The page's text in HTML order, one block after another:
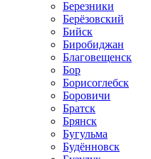
Березники
Берёзовский
Бийск
Биробиджан
Благовещенск
Бор
Борисоглебск
Боровичи
Братск
Брянск
Бугульма
Будённовск